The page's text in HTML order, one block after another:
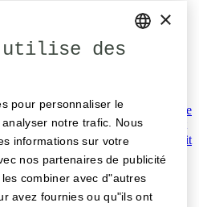
×
utilise des
pour personnaliser le
notre trafic. Nous
informations sur votre
nos partenaires de publicité
combiner avec d"autres
avez fournies ou qu"ils ont